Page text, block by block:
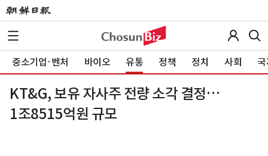
중소기업·벤처 바이오 유통 정책 정치 사회
KT&G, 보유 자사주 전량 소각 결정…
1조8515억원 규모